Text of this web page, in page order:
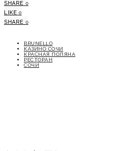
SHARE 0
LIKE 0
SHARE 0
BRUNELLO
КАЗИНО СОЧИ
КРАСНАЯ ПОЛЯНА
РЕСТОРАН
СОЧИ